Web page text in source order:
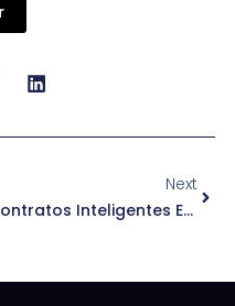
Next
Contratos Inteligentes En Seguros: Automatización De Reclamaciones Y Pólizas